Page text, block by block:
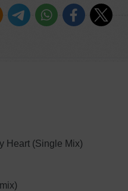
Heart (Single Mix)